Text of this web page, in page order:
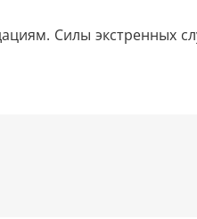
Силы экстренных